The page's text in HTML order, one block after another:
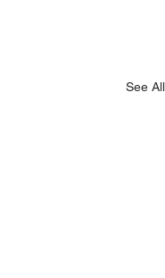
See All